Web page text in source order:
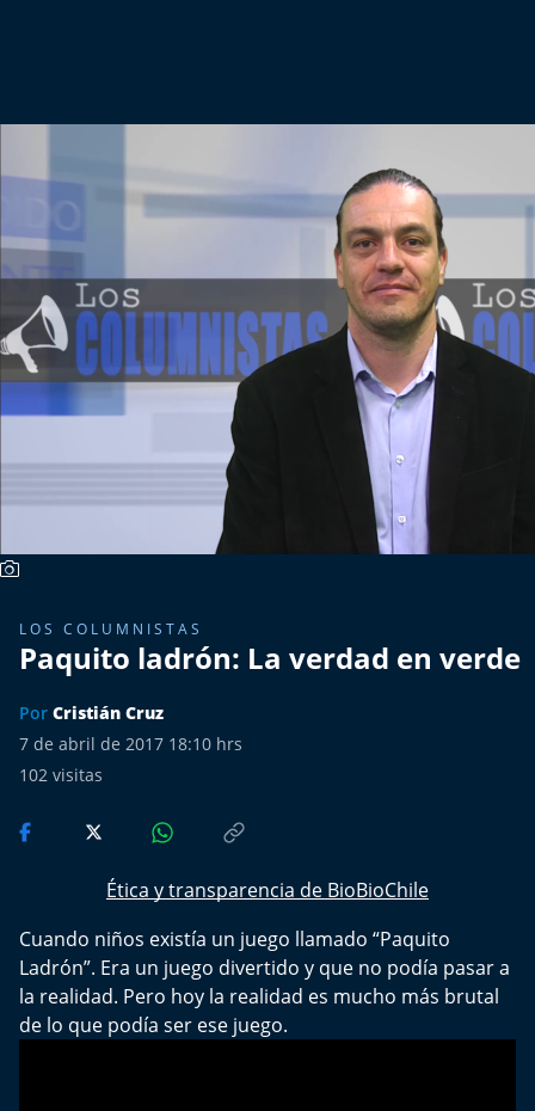
Comentarios de Tomás Mosciatti
Más de Ti Podcast
Realizadores
Retropop
De Plato en Plato
Tu Mereces Ser Feliz
Del Fin del Mundo
Deportes
Conexión Digital
La Ruta del Pulsar
LOS COLUMNISTAS
Paquito ladrón: La verdad en verde
Por Cristián Cruz
7 de abril de 2017 18:10 hrs
102 visitas
Ética y transparencia de BioBioChile
Cuando niños existía un juego llamado “Paquito
Ladrón”. Era un juego divertido y que no podía pasar a
la realidad. Pero hoy la realidad es mucho más brutal
de lo que podía ser ese juego.